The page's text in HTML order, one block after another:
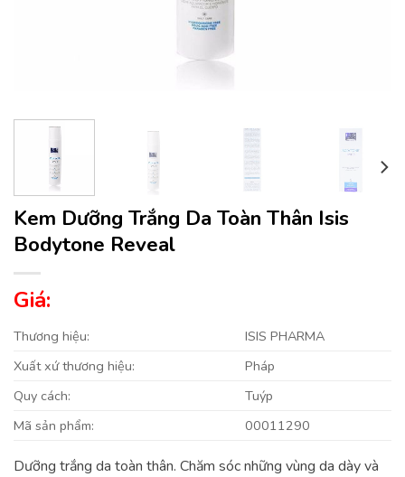
Kem Dưỡng Trắng Da Toàn Thân Isis
Bodytone Reveal
Giá:
Thương hiệu:
ISIS PHARMA
Xuất xứ thương hiệu:
Pháp
Quy cách:
Tuýp
Mã sản phẩm:
00011290
Dưỡng trắng da toàn thân. Chăm sóc những vùng da dày và